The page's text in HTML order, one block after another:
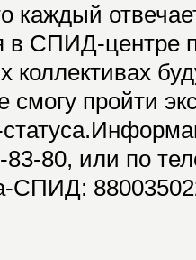
каждый
в СПИД-центре
коллективах
пройти
83-80, или по
СПИД: